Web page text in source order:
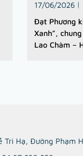
17/06/2026
Đạt Phương
Xanh”,
Lao Chàm –
Trì Hạ, Đường Phạm